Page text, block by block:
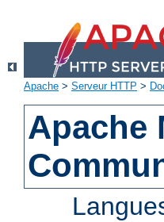
Apache > Serveur HTTP >
Apache